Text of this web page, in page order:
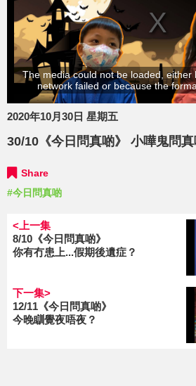
The media could not be loaded, either
network failed or because the
2020年10月30日 星期五
30/10《今日問真啲》 小嘩鬼問
Share
#今日問真啲
<上一集
8/10《今日問真啲》
你有冇患上...假期後遺症？
下一集>
12/11《今日問真啲》
今晚瞓覺夜唔夜？